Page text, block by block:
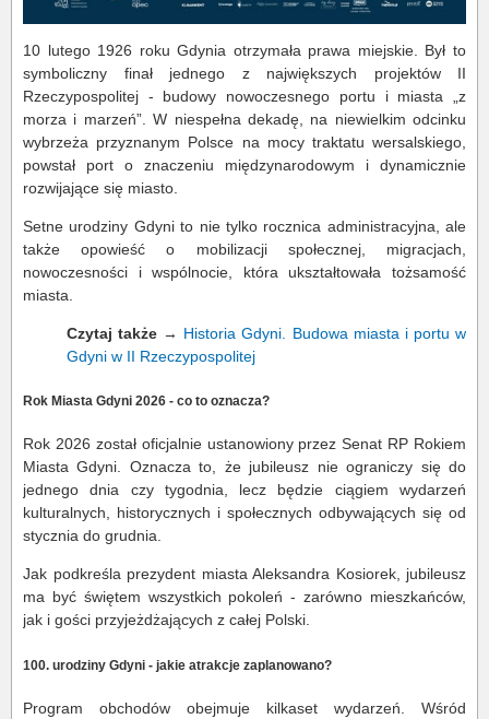
10 lutego 1926 roku Gdynia otrzymała prawa miejskie. Był to
symboliczny finał jednego z największych projektów II
Rzeczypospolitej - budowy nowoczesnego portu i miasta „z
morza i marzeń”. W niespełna dekadę, na niewielkim odcinku
wybrzeża przyznanym Polsce na mocy traktatu wersalskiego,
powstał port o znaczeniu międzynarodowym i dynamicznie
rozwijające się miasto.
Setne urodziny Gdyni to nie tylko rocznica administracyjna, ale
także opowieść o mobilizacji społecznej, migracjach,
nowoczesności i wspólnocie, która ukształtowała tożsamość
miasta.
Czytaj także → Historia Gdyni. Budowa miasta i portu w
Gdyni w II Rzeczypospolitej
Rok Miasta Gdyni 2026 - co to oznacza?
Rok 2026 został oficjalnie ustanowiony przez Senat RP Rokiem
Miasta Gdyni. Oznacza to, że jubileusz nie ograniczy się do
jednego dnia czy tygodnia, lecz będzie ciągiem wydarzeń
kulturalnych, historycznych i społecznych odbywających się od
stycznia do grudnia.
Jak podkreśla prezydent miasta Aleksandra Kosiorek, jubileusz
ma być świętem wszystkich pokoleń - zarówno mieszkańców,
jak i gości przyjeżdżających z całej Polski.
100. urodziny Gdyni - jakie atrakcje zaplanowano?
Program obchodów obejmuje kilkaset wydarzeń. Wśród